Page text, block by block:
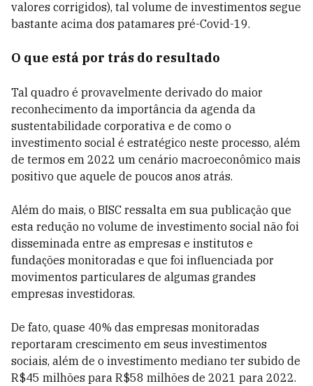
valores corrigidos), tal volume de investimentos segue
bastante acima dos patamares pré-Covid-19.
O que está por trás do resultado
Tal quadro é provavelmente derivado do maior
reconhecimento da importância da agenda da
sustentabilidade corporativa e de como o
investimento social é estratégico neste processo, além
de termos em 2022 um cenário macroeconômico mais
positivo que aquele de poucos anos atrás.
Além do mais, o BISC ressalta em sua publicação que
esta redução no volume de investimento social não foi
disseminada entre as empresas e institutos e
fundações monitoradas e que foi influenciada por
movimentos particulares de algumas grandes
empresas investidoras.
De fato, quase 40% das empresas monitoradas
reportaram crescimento em seus investimentos
sociais, além de o investimento mediano ter subido de
R$45 milhões para R$58 milhões de 2021 para 2022.